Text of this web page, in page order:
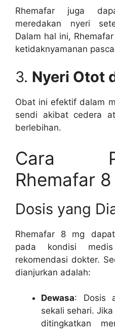
Rhemafar juga
meredakan nyeri
Dalam hal ini,
ketidaknyamanan
3. Nyeri Otot
Obat ini efektif dalam
sendi akibat cedera
berlebihan.
Cara
Rhemafar
Dosis yang
Rhemafar 8 mg
pada kondisi
rekomendasi dokter.
dianjurkan adalah:
Dewasa: Dosis
sekali sehari.
ditingkatkan